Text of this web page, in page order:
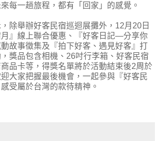
每一趟旅程，都有「回家」的感覺。
除舉辦好客民宿巡迴展攤外，12月20日
』線上聯合優惠、『好客日記—分享你
故事徵集及『拍下好客、遇見好客』打
獎品包含相機、26吋行李箱、好客民宿
品卡等，得獎名單將於活動結束後2周於
大家把握最後機會，一起參與『好客民
受屬於台灣的款待精神。